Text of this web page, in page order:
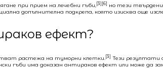
при прием на лечебни гъби,[3][6] но тези
допълнителна подкрепа, която изисква още
ефект?
растежа на туморни клетки.[3] Тези резултати
гъби има доказан антираков ефект или може да